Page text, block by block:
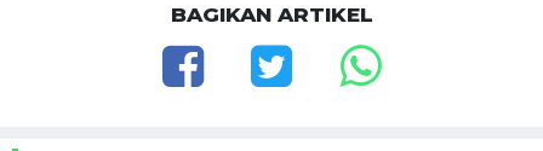
BAGIKAN ARTIKEL